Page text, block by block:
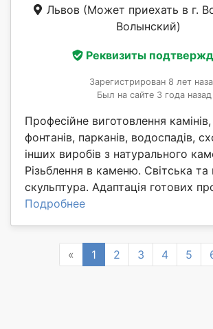
Львов (Может приехать в г.
Волынский)
Реквизиты
Зарегистрирован 8 лет
Был на сайте 3 года назад
Професійне виготовлення
фонтанів, парканів, водоспадів,
інших виробів з натурального
Різьблення в каменю. Світська та
скульптура. Адаптація готових
Подробнее
« Previous
1 2 3 4 5